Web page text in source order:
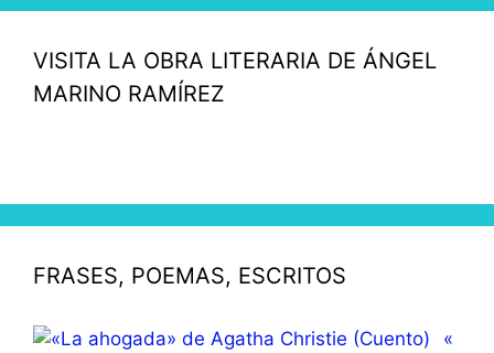
VISITA LA OBRA LITERARIA DE ÁNGEL
MARINO RAMÍREZ
FRASES, POEMAS, ESCRITOS
«